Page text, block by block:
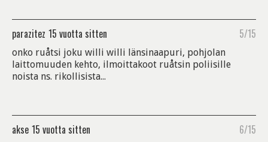
parazitez 15 vuotta sitten 5/15
onko ruåtsi joku willi willi länsinaapuri, pohjolan
laittomuuden kehto, ilmoittakoot ruåtsin poliisille
noista ns. rikollisista...
akse 15 vuotta sitten 6/15